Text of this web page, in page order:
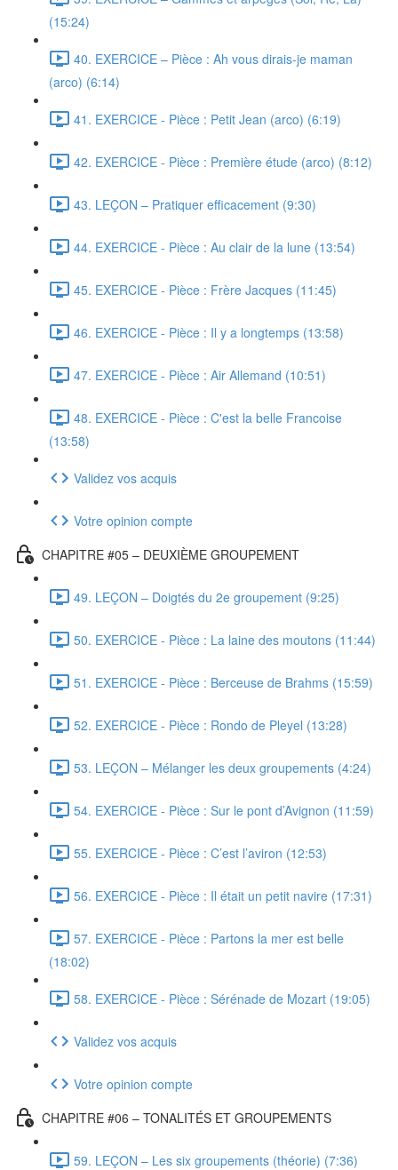
(15:24)
40. EXERCICE – Pièce : Ah vous dirais-je maman
(arco) (6:14)
41. EXERCICE - Pièce : Petit Jean (arco) (6:19)
42. EXERCICE - Pièce : Première étude (arco) (8:12)
43. LEÇON – Pratiquer efficacement (9:30)
44. EXERCICE - Pièce : Au clair de la lune (13:54)
45. EXERCICE - Pièce : Frère Jacques (11:45)
46. EXERCICE - Pièce : Il y a longtemps (13:58)
47. EXERCICE - Pièce : Air Allemand (10:51)
48. EXERCICE - Pièce : C'est la belle Francoise
(13:58)
Validez vos acquis
Votre opinion compte
CHAPITRE #05 – DEUXIÈME GROUPEMENT
49. LEÇON – Doigtés du 2e groupement (9:25)
50. EXERCICE - Pièce : La laine des moutons (11:44)
51. EXERCICE - Pièce : Berceuse de Brahms (15:59)
52. EXERCICE - Pièce : Rondo de Pleyel (13:28)
53. LEÇON – Mélanger les deux groupements (4:24)
54. EXERCICE - Pièce : Sur le pont d’Avignon (11:59)
55. EXERCICE - Pièce : C’est l’aviron (12:53)
56. EXERCICE - Pièce : Il était un petit navire (17:31)
57. EXERCICE - Pièce : Partons la mer est belle
(18:02)
58. EXERCICE - Pièce : Sérénade de Mozart (19:05)
Validez vos acquis
Votre opinion compte
CHAPITRE #06 – TONALITÉS ET GROUPEMENTS
59. LEÇON – Les six groupements (théorie) (7:36)